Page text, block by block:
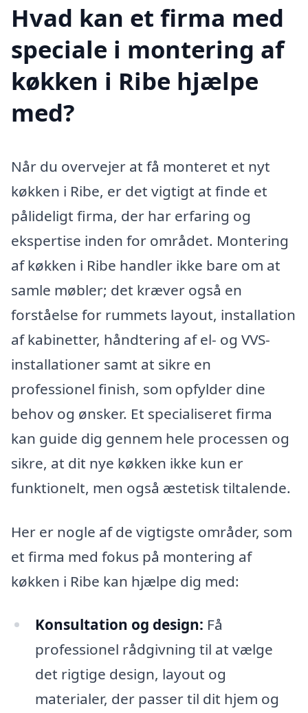
Hvad kan et firma med
speciale i montering af
køkken i Ribe hjælpe
med?
Når du overvejer at få monteret et nyt
køkken i Ribe, er det vigtigt at finde et
pålideligt firma, der har erfaring og
ekspertise inden for området. Montering
af køkken i Ribe handler ikke bare om at
samle møbler; det kræver også en
forståelse for rummets layout, installation
af kabinetter, håndtering af el- og VVS-
installationer samt at sikre en
professionel finish, som opfylder dine
behov og ønsker. Et specialiseret firma
kan guide dig gennem hele processen og
sikre, at dit nye køkken ikke kun er
funktionelt, men også æstetisk tiltalende.
Her er nogle af de vigtigste områder, som
et firma med fokus på montering af
køkken i Ribe kan hjælpe dig med:
Konsultation og design: Få
professionel rådgivning til at vælge
det rigtige design, layout og
materialer, der passer til dit hjem og